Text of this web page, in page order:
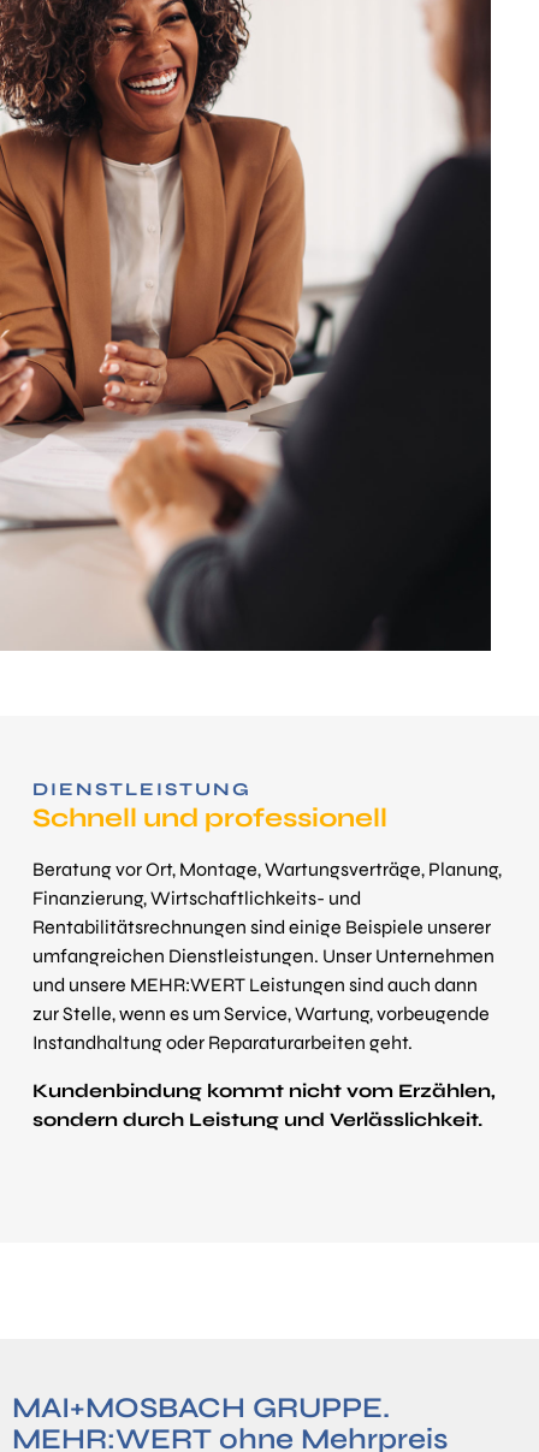
DIENST­LEISTUNG
Schnell und professionell
Beratung vor Ort, Montage, Wartungsverträge, Planung,
Finanzierung, Wirtschaftlichkeits- und
Rentabilitätsrechnungen sind einige Beispiele unserer
umfangreichen Dienstleistungen. Unser Unternehmen
und unsere MEHR:WERT Leistungen sind auch dann
zur Stelle, wenn es um Service, Wartung, vorbeugende
Instandhaltung oder Reparaturarbeiten geht.
Kundenbindung kommt nicht vom Erzählen,
sondern durch Leistung und Verlässlichkeit.
MAI+MOSBACH GRUPPE.
MEHR:WERT ohne Mehrpreis